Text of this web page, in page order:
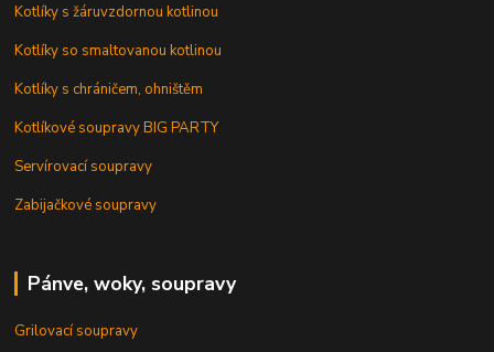
Kotlíky s žáruvzdornou kotlinou
Kotlíky so smaltovanou kotlinou
Kotlíky s chráničem, ohništěm
Kotlíkové soupravy BIG PARTY
Servírovací soupravy
Zabijačkové soupravy
Pánve, woky, soupravy
Grilovací soupravy